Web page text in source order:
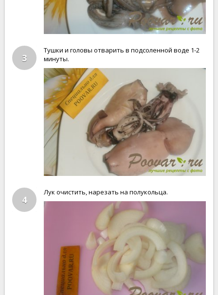
3
Тушки и головы отварить в подсоленной воде 1-2
минуты.
4
Лук очистить, нарезать на полукольца.